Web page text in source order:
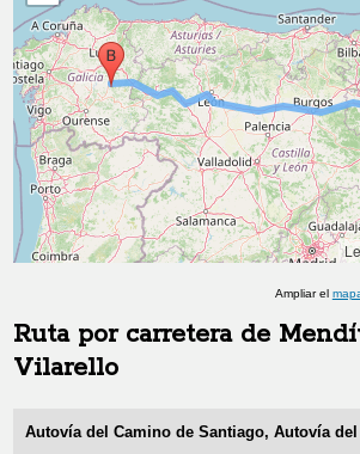
Ampliar el
Ruta por carretera de
Vilarello
Autovía del Camino de Santiago, Autovía del